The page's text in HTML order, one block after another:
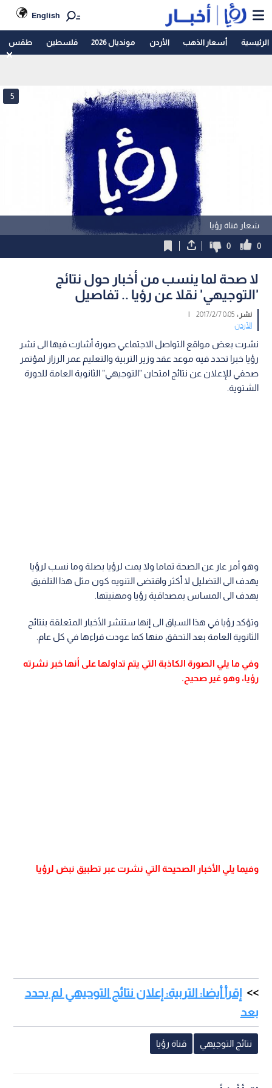
English
الرئيسية أسعار الذهب الأردن مونديال 2026 فلسطين طقس
شعار قناة رؤيا
5
0
0
لا صحة لما ينسب من أخبار حول نتائج
'التوجيهي' نقلا عن رؤيا .. تفاصيل
نشر :0:05 2017/2/7
|
الأردن
نشرت بعض مواقع التواصل الاجتماعي صورة أشارت فيها الى نشر
رؤيا خبرا تحدد فيه موعد عقد وزير التربية والتعليم عمر الرزاز لمؤتمر
صحفي للإعلان عن نتائج امتحان "التوجيهي" الثانوية العامة للدورة
الشتوية.
وهو أمر عار عن الصحة تماما ولا يمت لرؤيا بصلة وما نسب لرؤيا
يهدف الى التضليل لا أكثر واقتضى التنويه كون مثل هذا التلفيق
يهدف الى المساس بمصداقية رؤيا ومهنيتها.
وتؤكد رؤيا في هذا السياق الى إنها ستنشر الأخبار المتعلقة بنتائج
الثانوية العامة بعد التحقق منها كما عودت قراءها في كل عام.
وفي ما يلي الصورة الكاذبة التي يتم تداولها على أنها خبر نشرته
رؤيا، وهو غير صحيح.
وفيما يلي الأخبار الصحيحة التي نشرت عبر تطبيق نبض لرؤيا
إقرأ أيضا: التربية: إعلان نتائج التوجيهي لم يحدد
بعد
نتائج التوجيهي قناة رؤيا